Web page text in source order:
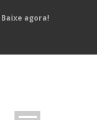
Baixe agora!